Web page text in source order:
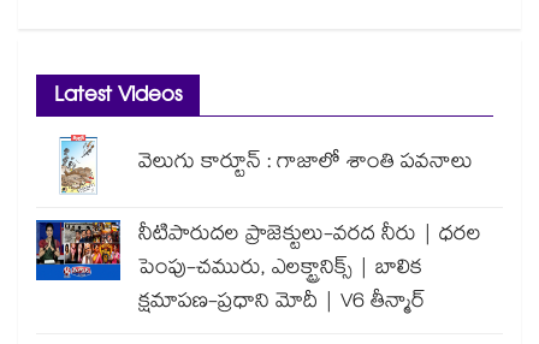
Latest Videos
వెలుగు కార్టూన్ : గాజాలో శాంతి పవనాలు
నీటిపారుదల ప్రాజెక్టులు-వరద నీరు | ధరల
పెంపు-చమురు, ఎలక్ట్రానిక్స్ | బాలిక
క్షమాపణ-ప్రధాని మోదీ | V6 తీన్మార్